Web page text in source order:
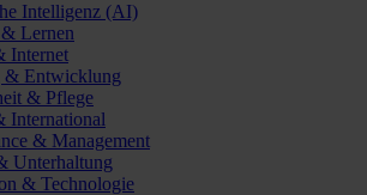
Intelligenz (AI)
Lernen
Internet
& Entwicklung
& Pflege
International
& Management
Unterhaltung
& Technologie